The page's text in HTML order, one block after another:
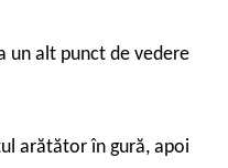
un alt punct de vedere
arătător în gură, apoi